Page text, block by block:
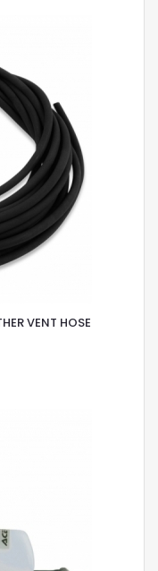
VENT HOSE